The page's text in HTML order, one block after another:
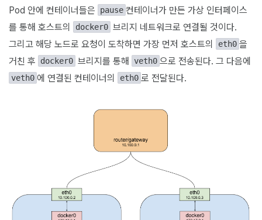
Pod 안에 컨테이너들은 pause 컨테이너가 만든 가상 인터페이스
를 통해 호스트의
docker0 브리지 네트워크로 연결될 것이다.
그리고 해당 노드로 요청이 도착하면 가장 먼저 호스트의
eth0 을
거친 후
docker0 브리지를 통해 veth0 으로 전송된다. 그 다음에
veth0 에 연결된 컨테이너의 eth0 로 전달된다.